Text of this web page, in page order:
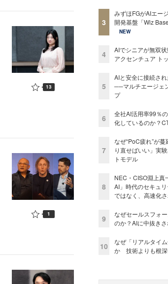
13
1
3
みずほFGがAIエー
開発基盤「Wiz
NEW
4
AIでシニアが無双
アクセンチュア ト
5
AIと安全に接続さ
──マルチエージェ
プ
6
全社AI活用率99％
化しているのか？
7
なぜ“PoC疲れ”が
り直せばいい」実
トモデル
8
NEC・CISO淵上真
AI」時代のセキュ
ではなく、高速化
9
なぜセールスフォ
のか？AIに中抜き
10
なぜ「リアルタイ
か 技術よりも根深